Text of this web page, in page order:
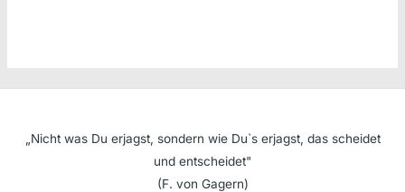
„Nicht was Du erjagst, sondern wie Du`s erjagst, das scheidet
und entscheidet"
(F. von Gagern)